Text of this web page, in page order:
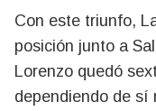
Con este triunfo,
posición junto a
Lorenzo quedó
dependiendo de sí